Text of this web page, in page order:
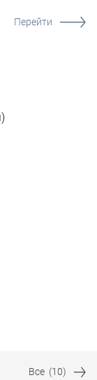
Перейти
Все (10)